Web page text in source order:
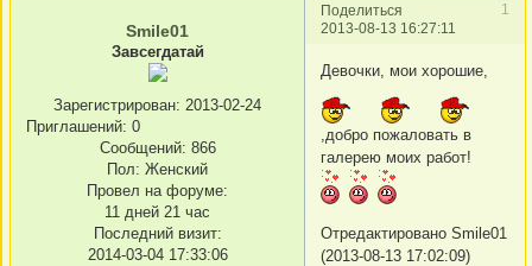
Поделиться
1
2013-08-13 16:27:11
Smile01
Завсегдатай
Зарегистрирован: 2013-02-24
Приглашений: 0
Сообщений: 866
Пол: Женский
Провел на форуме:
11 дней 21 час
Последний визит:
2014-03-04 17:33:06
Девочки, мои хорошие,
,добро пожаловать в
галерею моих работ!
Отредактировано Smile01
(2013-08-13 17:02:09)